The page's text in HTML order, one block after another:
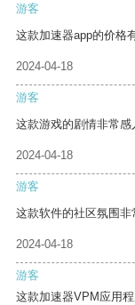
游客
这款加速器app的价格
2024-04-18
游客
这款游戏的剧情非常感
2024-04-18
游客
这款软件的社区氛围非
2024-04-18
游客
这款加速器VPM应用